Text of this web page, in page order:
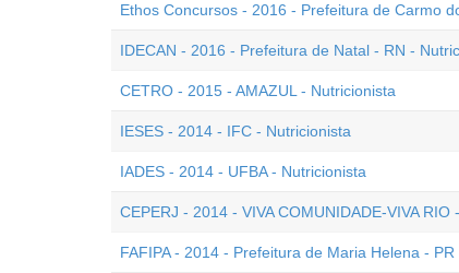
Ethos Concursos - 2016 - Prefeitura de Carmo
IDECAN - 2016 - Prefeitura de Natal - RN -
CETRO - 2015 - AMAZUL - Nutricionista
IESES - 2014 - IFC - Nutricionista
IADES - 2014 - UFBA - Nutricionista
CEPERJ - 2014 - VIVA COMUNIDADE-VIVA RIO
FAFIPA - 2014 - Prefeitura de Maria Helena - PR